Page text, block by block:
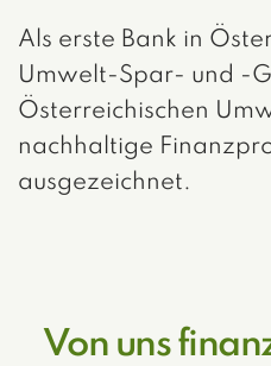
Als erste Bank in
Umwelt-Spar- und -
Österreichischen
nachhaltige
ausgezeichnet.
Von uns